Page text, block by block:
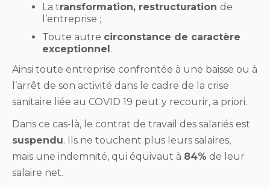
La transformation, restructuration de
l’entreprise ;
Toute autre circonstance de caractère
exceptionnel.
Ainsi toute entreprise confrontée à une baisse ou à
l’arrêt de son activité dans le cadre de la crise
sanitaire liée au COVID 19 peut y recourir, a priori.
Dans ce cas-là, le contrat de travail des salariés est
suspendu. Ils ne touchent plus leurs salaires,
mais une indemnité, qui équivaut à 84% de leur
salaire net.